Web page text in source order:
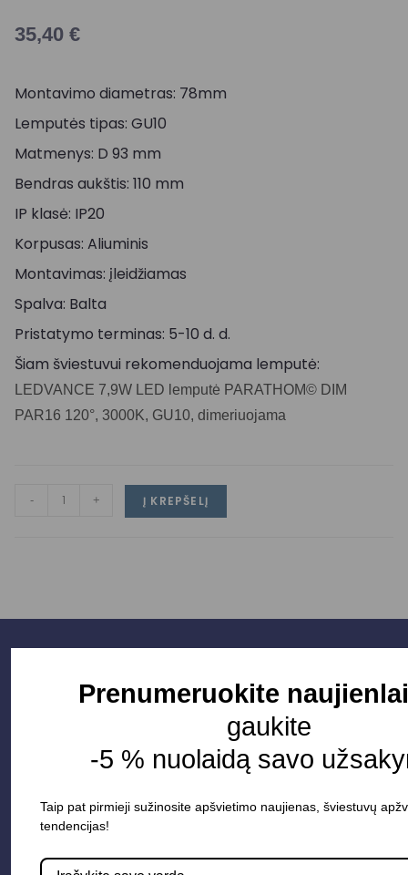
35,40 €
Montavimo diametras: 78mm
Lemputės tipas: GU10
Matmenys: D 93 mm
Bendras aukštis: 110 mm
IP klasė: IP20
Korpusas: Aliuminis
Montavimas: įleidžiamas
Spalva: Balta
Pristatymo terminas: 5-10 d. d.
Šiam šviestuvui rekomenduojama lemputė:
LEDVANCE 7,9W LED lemputė PARATHOM© DIM
PAR16 120°, 3000K, GU10, dimeriuojama
- + Į KREPŠELĮ
Prenumeruokite
gaukite
-5 % nuolaidą savo
Taip pat pirmieji sužinosite apšvietimo naujienas, šviestuvų
tendencijas!